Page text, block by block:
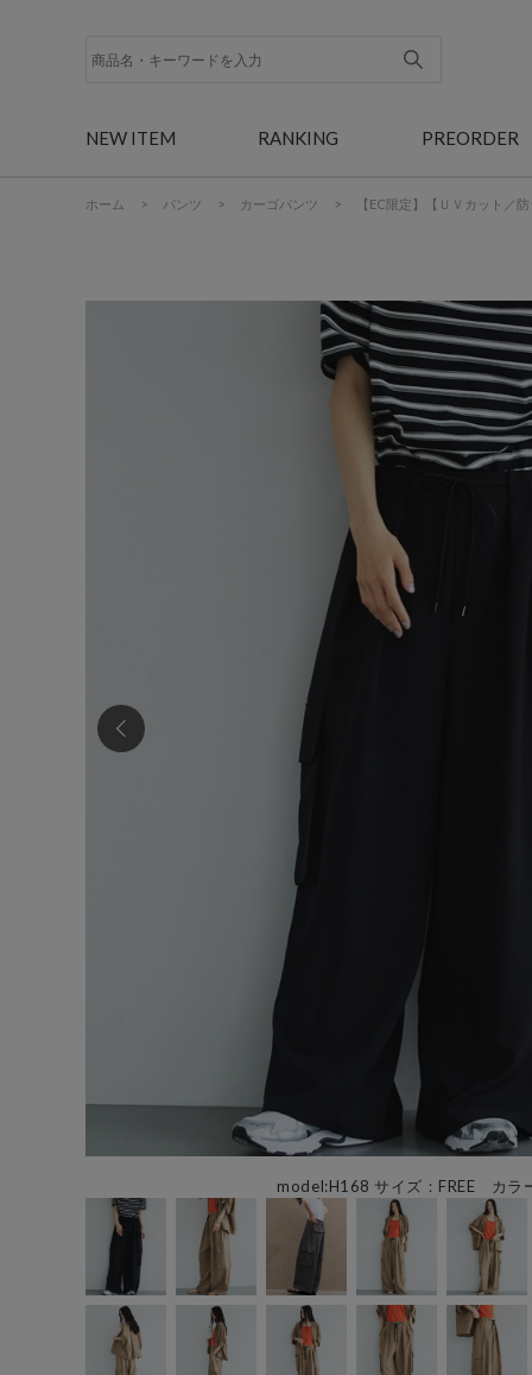
NEW ITEM RANKING PREORDER
ホーム > パンツ > カーゴパンツ > 【EC限定】【ＵＶカット／
model:H168 サイズ：FREE カラ